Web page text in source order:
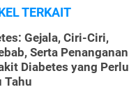
TERKAIT
Gejala, Ciri-Ciri,
Serta Penanganan
Diabetes yang Perlu
Tahu